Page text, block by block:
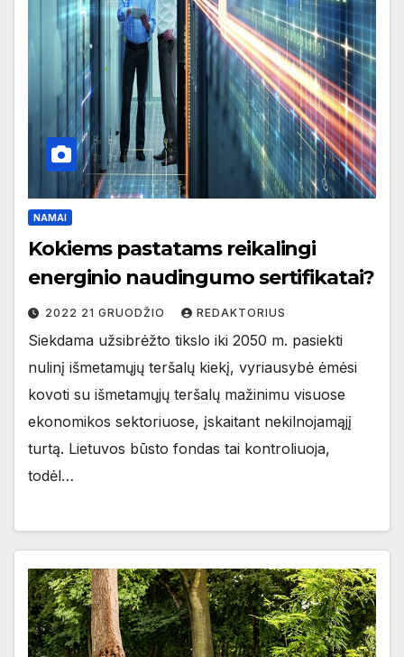
NAMAI
Kokiems pastatams reikalingi
energinio naudingumo sertifikatai?
2022 21 GRUODŽIO REDAKTORIUS
Siekdama užsibrėžto tikslo iki 2050 m. pasiekti
nulinį išmetamųjų teršalų kiekį, vyriausybė ėmėsi
kovoti su išmetamųjų teršalų mažinimu visuose
ekonomikos sektoriuose, įskaitant nekilnojamąjį
turtą. Lietuvos būsto fondas tai kontroliuoja,
todėl…